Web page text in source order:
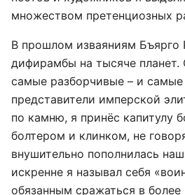
множеством претенциозных
В прошлом изваяниям Бъярго
дифирамбы на тысяче планет.
самые разборчивые – и самые
представители имперской
по камню, я принёс капитулу
болтером и клинком, не
внушительно пополнилась
искренне я называл себя
обязанным сражаться в